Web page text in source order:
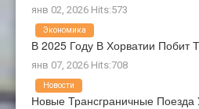
янв 02, 2026 Hits:573
В 2025 Году В Хорватии Побит
янв 07, 2026 Hits:708
Экономика
Новые Трансграничные
Новости